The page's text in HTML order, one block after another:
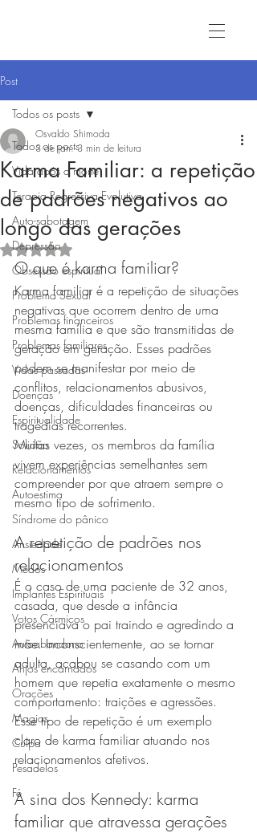
Post
Todos os posts
Vida após a morte
Terapia Regressiva Evolutiva
Auto-sabotagem
Depressão
Obsessão espiritual
Problema Sexual
Problemas financeiros
Problemas familiares
Vidas passadas
Doenças
Espiritualidade
Solidão
Relacionamentos
Autoestima
Síndrome do pânico
Ansiedade
Medos
Implantes Espirituais
Votos Cármicos
Autoabandono
Anjos encarnados
Orações
Magias
Culpa
Pesadelos
Fé
Todos os posts
Karma Familiar: a repetição
de padrões negativos ao
longo das gerações
Osvaldo Shimoda
3 de jan. 3 min de leitura
Avaliado com NaN de 5 estrelas.
O que é karma familiar?
Karma familiar é a repetição de situações
negativas que ocorrem dentro de uma
mesma família e que são transmitidas de
geração em geração. Esses padrões
podem se manifestar por meio de
conflitos, relacionamentos abusivos,
doenças, dificuldades financeiras ou
tragédias recorrentes.
Muitas vezes, os membros da família
vivem experiências semelhantes sem
compreender por que atraem sempre o
mesmo tipo de sofrimento.
A repetição de padrões nos
relacionamentos
É o caso de uma paciente de 32 anos,
casada, que desde a infância
presenciava o pai traindo e agredindo a
mãe. Inconscientemente, ao se tornar
adulta, acabou se casando com um
homem que repetia exatamente o mesmo
comportamento: traições e agressões.
Esse tipo de repetição é um exemplo
claro de karma familiar atuando nos
relacionamentos afetivos.
A sina dos Kennedy: karma
familiar que atravessa gerações